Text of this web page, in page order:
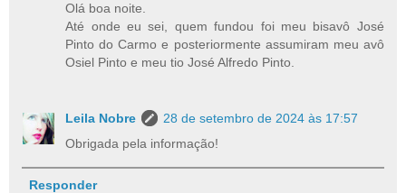
Olá boa noite.
Até onde eu sei, quem fundou foi meu bisavô José
Pinto do Carmo e posteriormente assumiram meu avô
Osiel Pinto e meu tio José Alfredo Pinto.
Leila Nobre
28 de setembro de 2024 às 17:57
Obrigada pela informação!
Responder